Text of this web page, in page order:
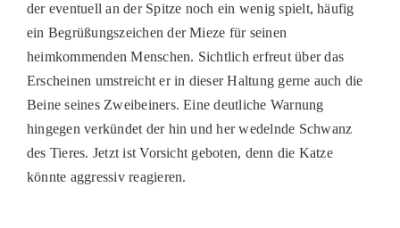
der eventuell an der Spitze noch ein wenig spielt, häufig
ein Begrüßungszeichen der Mieze für seinen
heimkommenden Menschen. Sichtlich erfreut über das
Erscheinen umstreicht er in dieser Haltung gerne auch die
Beine seines Zweibeiners. Eine deutliche Warnung
hingegen verkündet der hin und her wedelnde Schwanz
des Tieres. Jetzt ist Vorsicht geboten, denn die Katze
könnte aggressiv reagieren.